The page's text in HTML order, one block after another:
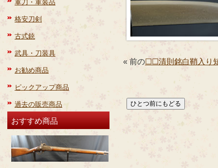
軍刀・軍装品
格安刀剣
古式銃
武具・刀装具
お勧め商品
ピックアップ商品
過去の販売商品
おすすめ商品
« 前の☐☐清則銘白鞘入り